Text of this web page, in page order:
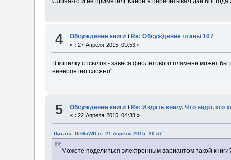
4 Обсуждение книги / Re: Обсуждение главы 107
« : 27 Апреля 2015, 09:53 »
В копилку отсылок - завеса фиолетового пламени может
невероятно сложно".
5 Обсуждение книги /Re: Издать книгу. Что надо, кто
« : 22 Апреля 2015, 04:38 »
Цитата: DeScWD от 21 Апреля 2015, 20:57
Можете поделиться электронным вариантом такой